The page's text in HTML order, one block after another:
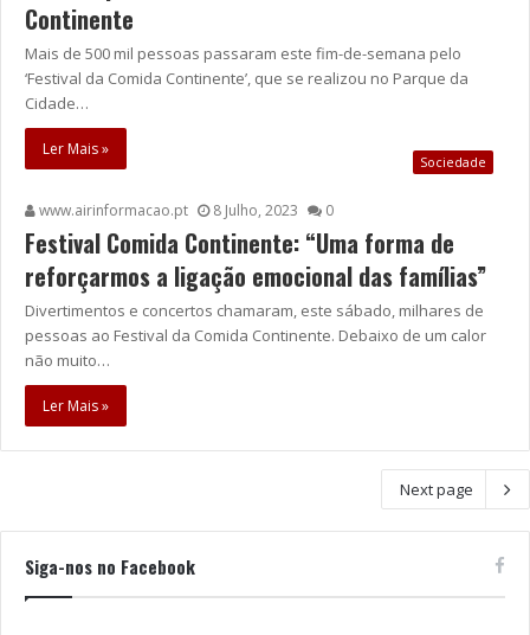
Continente
Mais de 500 mil pessoas passaram este fim-de-semana pelo
‘Festival da Comida Continente’, que se realizou no Parque da
Cidade…
Ler Mais »
Sociedade
www.airinformacao.pt 8 Julho, 2023 0
Festival Comida Continente: “Uma forma de
reforçarmos a ligação emocional das famílias”
Divertimentos e concertos chamaram, este sábado, milhares de
pessoas ao Festival da Comida Continente. Debaixo de um calor
não muito…
Ler Mais »
Next page
Siga-nos no Facebook